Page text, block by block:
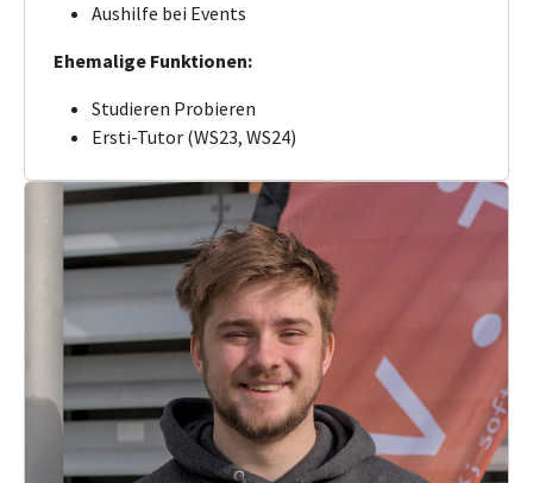
Aushilfe bei Events
Ehemalige Funktionen:
Studieren Probieren
Ersti-Tutor (WS23, WS24)